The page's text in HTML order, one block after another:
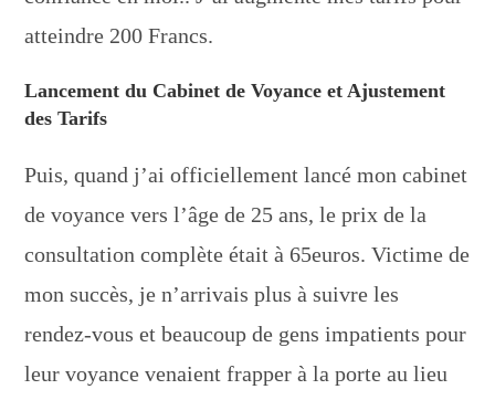
atteindre 200 Francs.
Lancement du Cabinet de Voyance et Ajustement
des Tarifs
Puis, quand j’ai officiellement lancé mon cabinet
de voyance vers l’âge de 25 ans, le prix de la
consultation complète était à 65euros. Victime de
mon succès, je n’arrivais plus à suivre les
rendez-vous et beaucoup de gens impatients pour
leur voyance venaient frapper à la porte au lieu